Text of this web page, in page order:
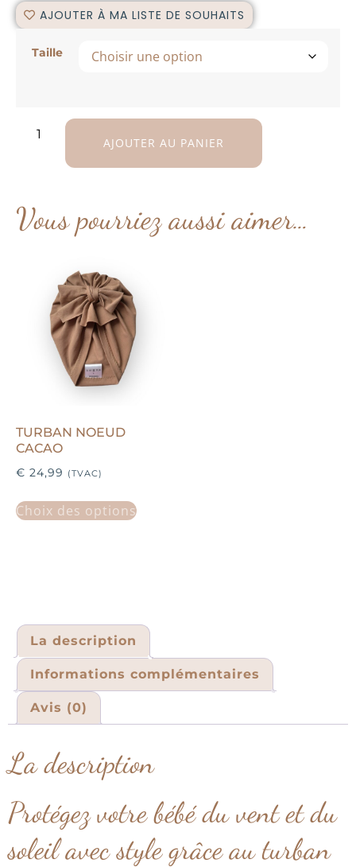
AJOUTER À MA LISTE DE SOUHAITS
Taille
AJOUTER AU PANIER
Vous pourriez aussi aimer…
TURBAN NOEUD
CACAO
€ 24,99 (TVAC)
Choix des options
La description
Informations complémentaires
Avis (0)
La description
Protégez votre bébé du vent et du
soleil avec style grâce au turban